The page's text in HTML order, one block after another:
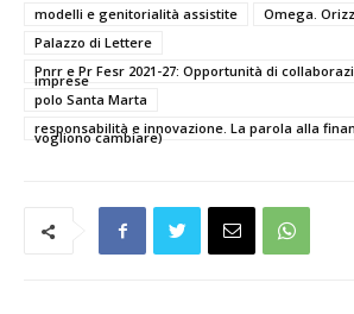
modelli e genitorialità assistite
Omega.
Palazzo di Lettere
Pnrr e Pr Fesr 2021-27: Opportunità di
imprese
polo Santa Marta
responsabilità e innovazione. La parola alla
vogliono cambiare)